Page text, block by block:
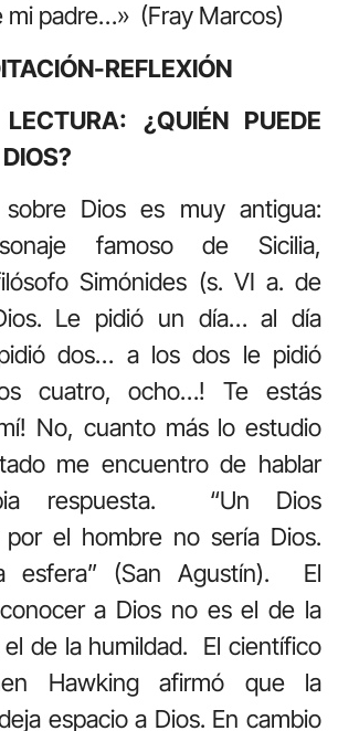
mi padre…» (Fray Marcos)
REFLEXIÓN
¿QUIÉN PUEDE
Dios es muy antigua:
famoso de Sicilia,
Simónides (s. VI a. de
Le pidió un día… al día
dos… a los dos le pidió
cuatro, ocho…! Te estás
No, cuanto más lo estudio
me encuentro de hablar
respuesta. “Un Dios
por el hombre no sería Dios.
esfera” (San Agustín). El
a Dios no es el de la
de la humildad. El científico
Hawking afirmó que la
espacio a Dios. En cambio